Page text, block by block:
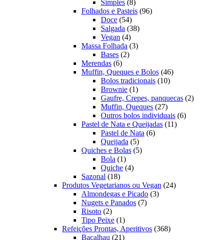
Simples 88
produtos
Folhados e Pasteis 9696
Doce 5454
produtos
Salgada 3838
Vegan 44
produtos
Massa Folhada 33
Bases 22
Merendas 66
produtos
Muffin, Queques e Bolos 4646
Bolos tradicionais 1010
Brownie 11
produto
Gaufre, Crepes, panquecas 22
Muffin, Queques 2727
produtos
Outros bolos individuais 66
Pastel de Nata e Queijadas 1111
Pastel de Nata 66
Queijada 55
produtos
Quiches e Bolas 55
Bola 11
produto
Quiche 44
Sazonal 1818
produtos
Produtos Vegetarianos ou Vegan 2424
Almondegas e Picado 33
Nugets e Panados 77
Risoto 22
produtos
Tipo Peixe 11
produto
Refeições Prontas, Aperitivos 368368
Bacalhau 2121